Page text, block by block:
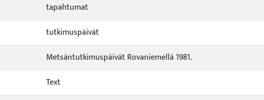
tapahtumat
tutkimuspäivät
Metsäntutkimuspäivät Rovaniemellä 1981.
Text